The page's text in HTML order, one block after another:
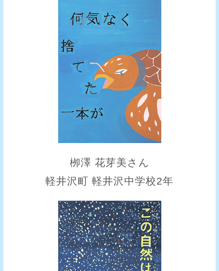
栁澤 花芽美さん
軽井沢町 軽井沢中学校2年